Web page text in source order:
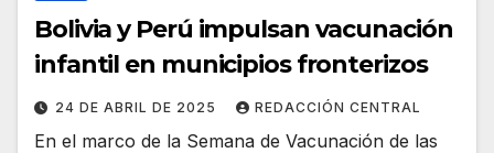
Bolivia y Perú impulsan vacunación
infantil en municipios fronterizos
24 DE ABRIL DE 2025 REDACCIÓN CENTRAL
En el marco de la Semana de Vacunación de las